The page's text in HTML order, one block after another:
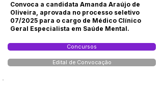
Convoca a candidata Amanda Araújo de
Oliveira, aprovada no processo seletivo
07/2025 para o cargo de Médico Clínico
Geral Especialista em Saúde Mental.
Concursos
Edital de Convocação